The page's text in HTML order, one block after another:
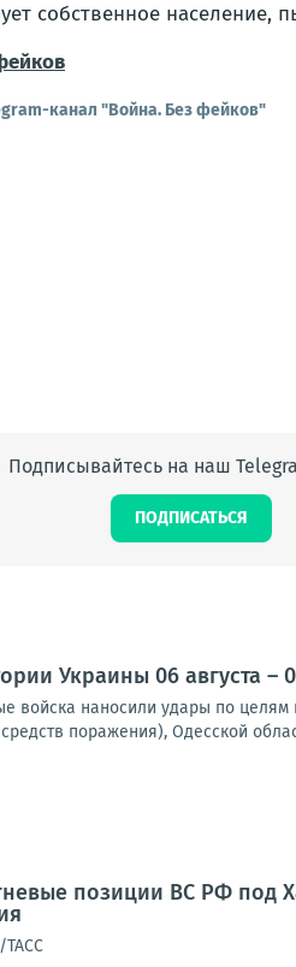
собственное население,
канал "Война. Без фейков"
Подписывайтесь на наш
ПОДПИСАТЬСЯ
Украины 06 августа –
войска наносили удары по целям
поражения), Одесской
позиции ВС РФ под
ТАСС